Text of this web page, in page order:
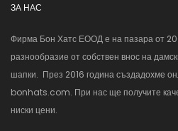
ЗА НАС
Фирма Бон Хатс ЕООД е на пазара от
разнообразие от собствен внос на
шапки. През 2016 година създадохме
bonhats.com. При нас ще получите
ниски цени.